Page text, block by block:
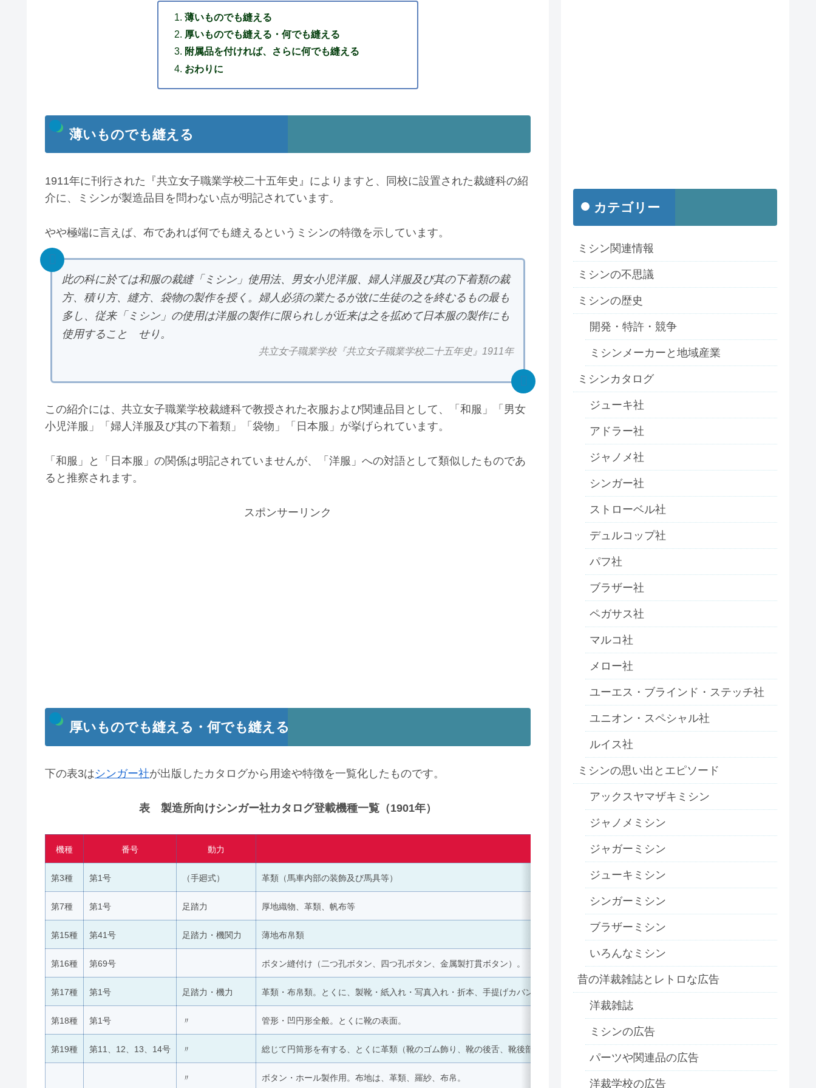
薄いものでも縫える
厚いものでも縫える・何でも縫える
附属品を付ければ、さらに何でも縫える
おわりに
薄いものでも縫える
1911年に刊行された『共立女子職業学校二十五年史』によりますと、同校に設置された裁縫科の紹
介に、ミシンが製造品目を問わない点が明記されています。
やや極端に言えば、布であれば何でも縫えるというミシンの特徴を示しています。
此の科に於ては和服の裁縫「ミシン」使用法、男女小児洋服、婦人洋服及び其の下着類の裁
方、積り方、縫方、袋物の製作を授く。婦人必須の業たるが故に生徒の之を終むるもの最も
多し、従来「ミシン」の使用は洋服の製作に限られしが近来は之を拡めて日本服の製作にも
使用することゝせり。
共立女子職業学校『共立女子職業学校二十五年史』1911年
この紹介には、共立女子職業学校裁縫科で教授された衣服および関連品目として、「和服」「男女
小児洋服」「婦人洋服及び其の下着類」「袋物」「日本服」が挙げられています。
「和服」と「日本服」の関係は明記されていませんが、「洋服」への対語として類似したものであ
ると推察されます。
スポンサーリンク
厚いものでも縫える・何でも縫える
下の表3はシンガー社が出版したカタログから用途や特徴を一覧化したものです。
表 製造所向けシンガー社カタログ登載機種一覧（1901年）
機種 番号 動力
第3種 第1号 （手廻式） 革類（馬車内部の装飾及び馬具等）
第7種 第1号 足踏力 厚地織物、革類、帆布等
第15種 第41号 足踏力・機関力 薄地布帛類
第16種 第69号 ボタン縫付け（二つ孔ボタン、四つ孔ボタン、金属製打貫ボタン）。
第17種 第1号 足踏力・機力 革類・布帛類。とくに、製靴・紙入れ・写真入れ・折本、手提げカバン等、革製なる袋物。シャツ袖など「管形」の縫物・袋物にも応用可能。
第18種 第1号 〃 管形・凹円形全般。とくに靴の表面。
第19種 第11、12、13、14号 〃 総じて円筒形を有する、とくに革類（靴のゴム飾り、靴の後舌、靴後部の縦縫い、シャツ、ズボン、編物類、折り合わせ縫い、縫目を接合する
〃 ボタン・ホール製作用。布地は、革類、羅紗、布帛。
カテゴリー
ミシン関連情報
ミシンの不思議
ミシンの歴史
開発・特許・競争
ミシンメーカーと地域産業
ミシンカタログ
ジューキ社
アドラー社
ジャノメ社
シンガー社
ストローベル社
デュルコップ社
パフ社
ブラザー社
ペガサス社
マルコ社
メロー社
ユーエス・ブラインド・ステッチ社
ユニオン・スペシャル社
ルイス社
ミシンの思い出とエピソード
アックスヤマザキミシン
ジャノメミシン
ジャガーミシン
ジューキミシン
シンガーミシン
ブラザーミシン
いろんなミシン
昔の洋裁雑誌とレトロな広告
洋裁雑誌
ミシンの広告
パーツや関連品の広告
洋裁学校の広告